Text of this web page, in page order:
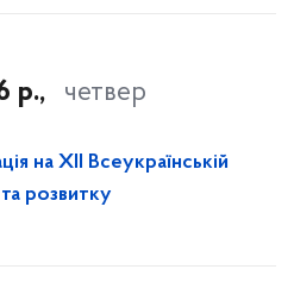
р., четвер
на XII Всеукраїнській
розвитку